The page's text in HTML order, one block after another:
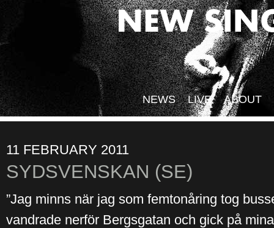
NEWS LIVE ABOUT
11 FEBRUARY 2011
SYDSVENSKAN (SE)
”Jag minns när jag som femtonåring tog
vandrade nerför Bergsgatan och gick på